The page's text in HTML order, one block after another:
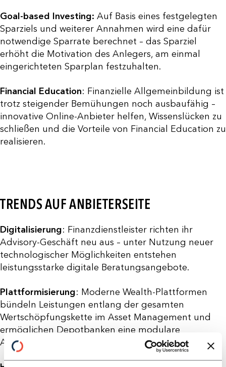
Goal-based Investing: Auf Basis eines festgelegten
Sparziels und weiterer Annahmen wird eine dafür
notwendige Sparrate berechnet – das Sparziel
erhöht die Motivation des Anlegers, am einmal
eingerichteten Sparplan festzuhalten.
Financial Education: Finanzielle Allgemeinbildung ist
trotz steigender Bemühungen noch ausbaufähig –
innovative Online-Anbieter helfen, Wissenslücken zu
schließen und die Vorteile von Financial Education zu
realisieren.
TRENDS AUF ANBIETERSEITE
Digitalisierung: Finanzdienstleister richten ihr
Advisory-Geschäft neu aus – unter Nutzung neuer
technologischer Möglichkeiten entstehen
leistungsstarke digitale Beratungsangebote.
Plattformisierung: Moderne Wealth-Plattformen
bündeln Leistungen entlang der gesamten
Wertschöpfungskette im Asset Management und
ermöglichen Depotbanken eine modulare
Anbindung der benötigten Dienste.